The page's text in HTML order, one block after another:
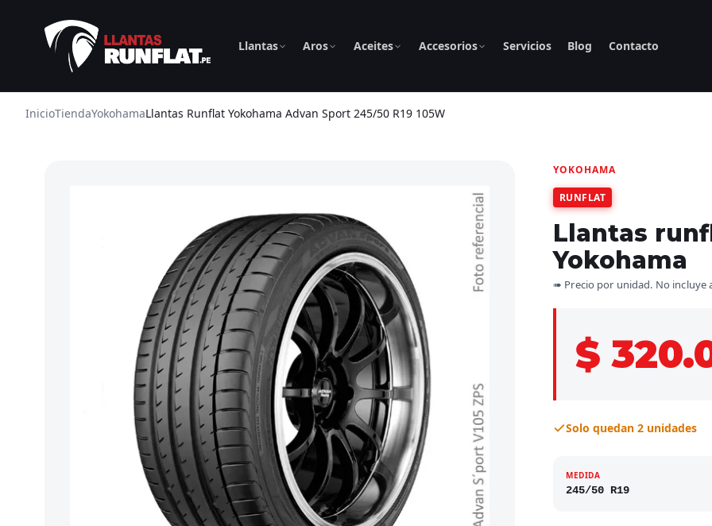
Llantas Aros Aceites Accesorios Servicios Blog Contacto
InicioTiendaYokohamaLlantas Runflat Yokohama Advan Sport 245/50 R19 105W
YOKOHAMA
RUNFLAT
Llantas
Yokohama
➠ Precio por unidad. No incluye
$
Solo quedan 2 unidades
MEDIDA
245/50 R19